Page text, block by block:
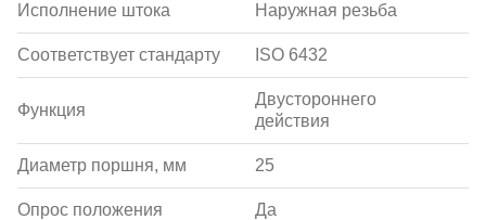
Исполнение штока Наружная резьба
Соответствует стандарту ISO 6432
Функция
Двустороннего
действия
Диаметр поршня, мм 25
Опрос положения Да